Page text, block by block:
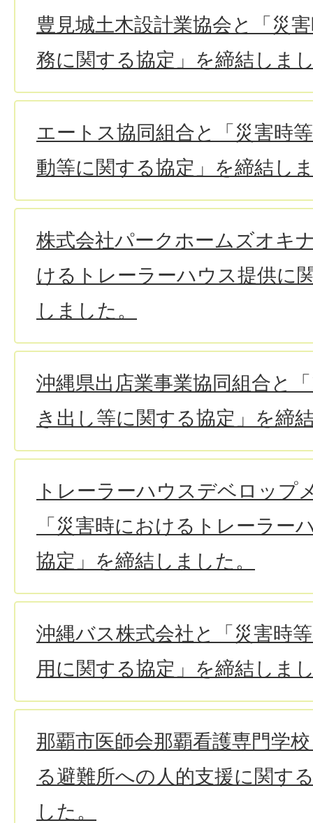
豊見城土木設計業協会と「災
務に関する協定」を締結しま
エートス協同組合と「災害時
動等に関する協定」を締結し
株式会社パークホームズオキ
けるトレーラーハウス提供に
しました。
沖縄県出店業事業協同組合と
き出し等に関する協定」を締
トレーラーハウスデベロップ
「災害時におけるトレーラー
協定」を締結しました。
沖縄バス株式会社と「災害時
用に関する協定」を締結しま
那覇市医師会那覇看護専門学
る避難所への人的支援に関す
した。